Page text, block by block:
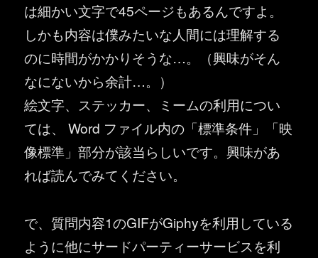
は細かい文字で45ページもあるんですよ。
しかも内容は僕みたいな人間には理解する
のに時間がかかりそうな…。（興味がそん
なにないから余計…。）
絵文字、ステッカー、ミームの利用につい
ては、 Word ファイル内の「標準条件」「映
像標準」部分が該当らしいです。興味があ
れば読んでみてください。
で、質問内容1のGIFがGiphyを利用している
ように他にサードパーティーサービスを利